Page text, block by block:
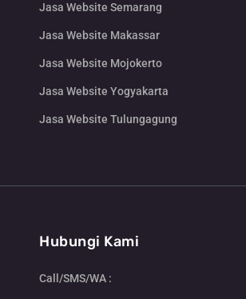
Jasa Website Semarang
Jasa Website Makassar
Jasa Website Mojokerto
Jasa Website Yogyakarta
Jasa Website Tulungagung
Hubungi Kami
Call/SMS/WA :